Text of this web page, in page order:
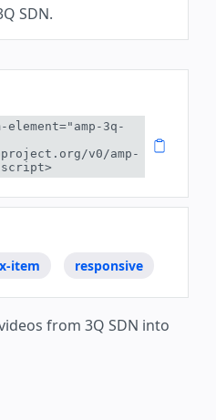
SDN.
3q-
v0/amp-
item responsive
from 3Q SDN into